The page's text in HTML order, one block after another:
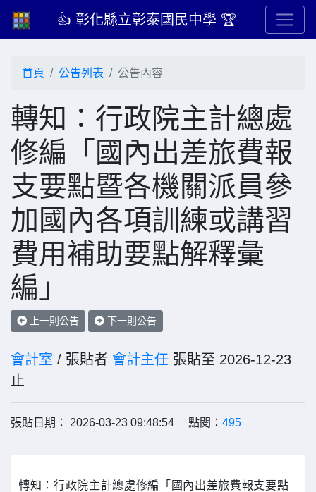
👍 彰化縣立彰泰國民中學 🏆
首頁 公告列表 公告內容
轉知：行政院主計總處
修編「國內出差旅費報
支要點暨各機關派員參
加國內各項訓練或講習
費用補助要點解釋彙
編」
上一則公告 下一則公告
會計室 / 張貼者 會計主任 張貼至 2026-12-23
止
張貼日期： 2026-03-23 09:48:54 點閱： 495
轉知：行政院主計總處修編「國內出差旅費報支要點